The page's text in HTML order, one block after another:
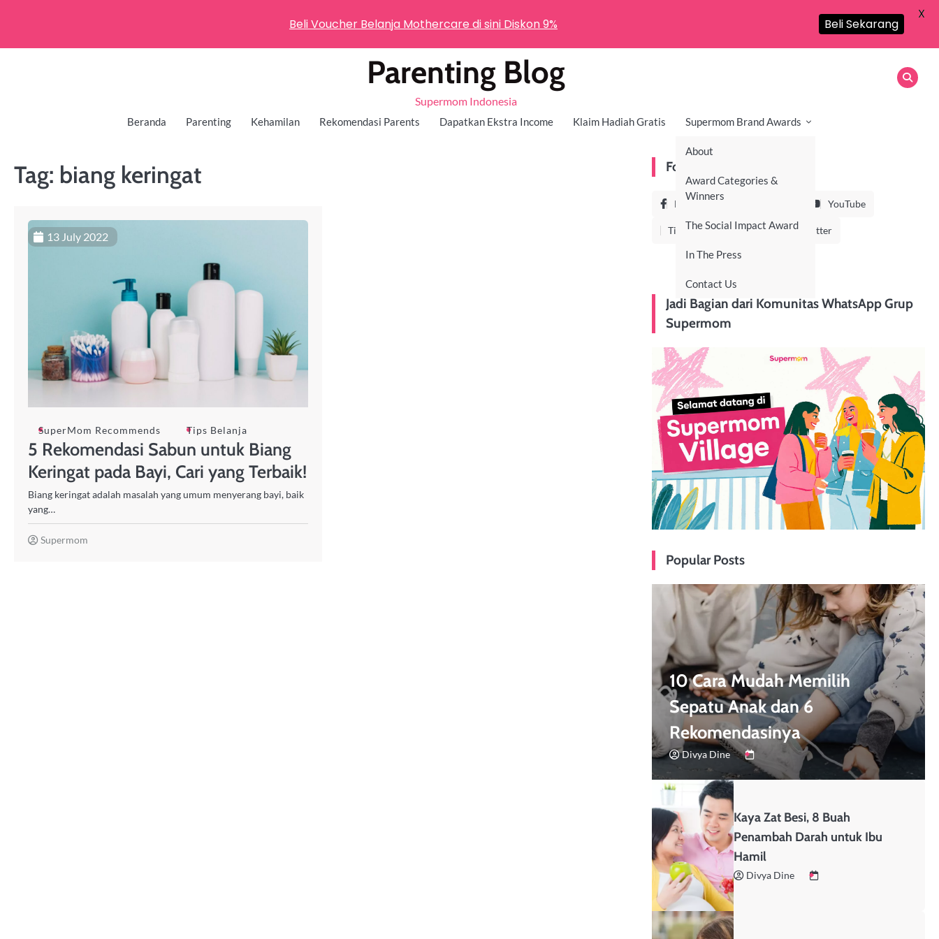
Parenting Blog
Supermom Indonesia
Beranda Parenting Kehamilan Rekomendasi Parents Dapatkan Ekstra Income Klaim Hadiah Gratis Supermom Brand Awards
About
Award Categories &
Winners
The Social Impact Award
In The Press
Contact Us
Tag: biang keringat
13 July 2022
SuperMom Recommends Tips Belanja
5 Rekomendasi Sabun untuk Biang
Keringat pada Bayi, Cari yang Terbaik!
Biang keringat adalah masalah yang umum menyerang bayi, baik
yang…
Supermom
Follow Us On
Facebook YouTube
TikTok LinkedIn Twitter
Jadi Bagian dari Komunitas WhatsApp Grup
Supermom
Popular Posts
10 Cara Mudah Memilih
Sepatu Anak dan 6
Rekomendasinya
Divya Dine
Kaya Zat Besi, 8 Buah
Penambah Darah untuk Ibu
Hamil
Divya Dine
Beli Voucher Belanja Mothercare di sini Diskon 9% Beli Sekarang
X